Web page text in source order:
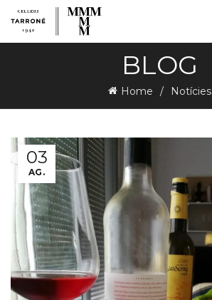
BLOG
Home Notícies
03
AG.